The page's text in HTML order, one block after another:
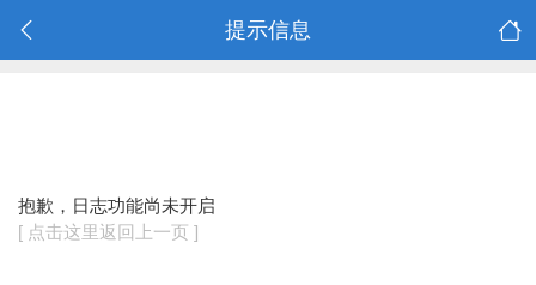
提示信息
抱歉，日志功能尚未开启
[ 点击这里返回上一页 ]